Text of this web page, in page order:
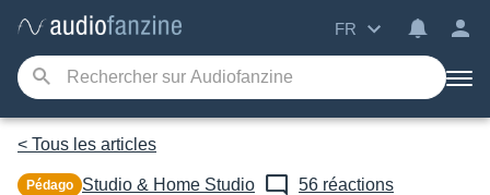
FR
< Tous les articles
Pédago Studio & Home Studio 56 réactions